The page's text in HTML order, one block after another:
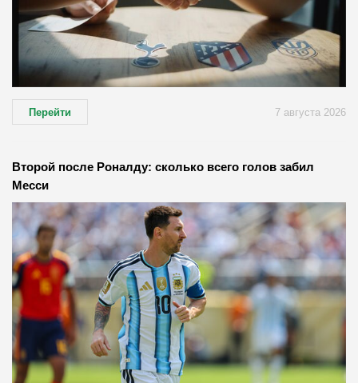
Перейти 7 августа 2026
Второй после Роналду: сколько всего голов забил
Месси